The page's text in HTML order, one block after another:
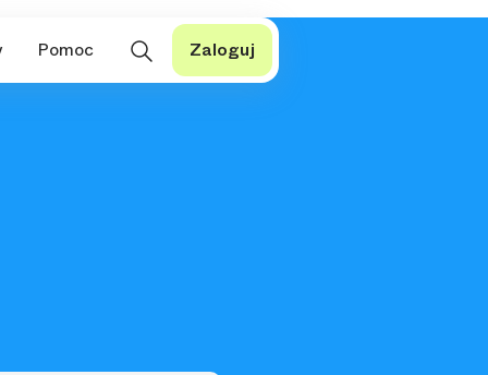
Pomoc Zaloguj